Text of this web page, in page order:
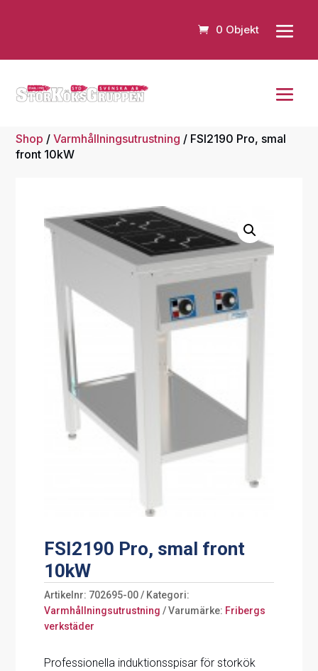
0 Objekt
Shop /Varmhållningsutrustning / FSI2190 Pro, smal
front 10kW
FSI2190 Pro, smal front
10kW
Artikelnr: 702695-00
Kategori:
Varmhållningsutrustning
Varumärke: Fribergs
verkstäder
Professionella induktionsspisar för storkök